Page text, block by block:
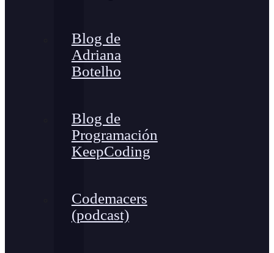
Blog de
Adriana
Botelho
Blog de
Programación
KeepCoding
Codemacers
(podcast)